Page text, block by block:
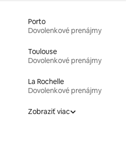
Porto
Dovolenkové prenájmy
Toulouse
Dovolenkové prenájmy
La Rochelle
Dovolenkové prenájmy
Zobraziť viac